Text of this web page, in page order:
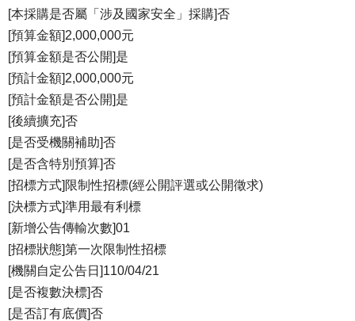
[本採購是否屬「涉及國家安全」採購]否
[預算金額]2,000,000元
[預算金額是否公開]是
[預計金額]2,000,000元
[預計金額是否公開]是
[後續擴充]否
[是否受機關補助]否
[是否含特別預算]否
[招標方式]限制性招標(經公開評選或公開徵求)
[決標方式]準用最有利標
[新增公告傳輸次數]01
[招標狀態]第一次限制性招標
[機關自定公告日]110/04/21
[是否複數決標]否
[是否訂有底價]否